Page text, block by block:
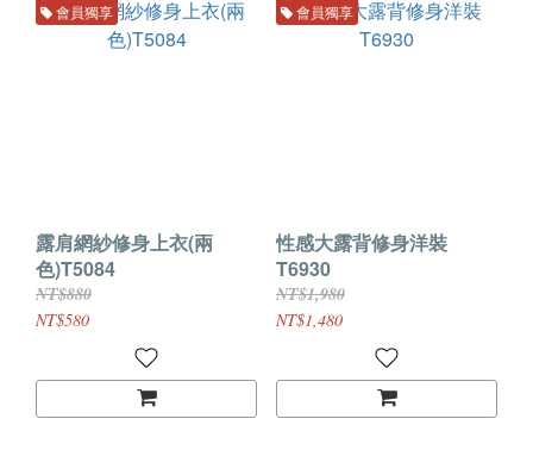
會員獨享
露肩網紗修身上衣(兩
色)T5084
NT$880
NT$580
會員獨享
性感大露背修身洋裝
T6930
NT$1,980
NT$1,480